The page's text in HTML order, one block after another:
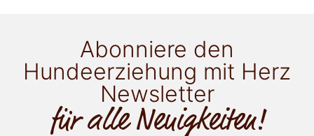
Abonniere den
Hundeerziehung mit Herz
Newsletter
für alle Neuigkeiten!